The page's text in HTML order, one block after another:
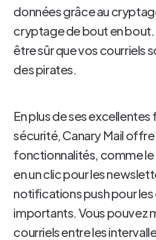
données grâce au
cryptage de bout en bout.
être sûr que vos courriels
des pirates.
En plus de ses
sécurité, Canary Mail
fonctionnalités, comme
en un clic pour les
notifications push pour les
importants. Vous pouvez
courriels entre les